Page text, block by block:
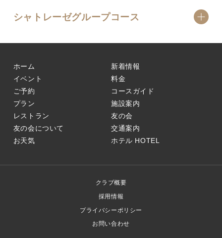
シャトレーゼグループコース
ホーム
新着情報
イベント
料金
ご予約
コースガイド
プラン
施設案内
レストラン
友の会
友の会について
交通案内
お天気
ホテル HOTEL
クラブ概要
採用情報
プライバシーポリシー
お問い合わせ